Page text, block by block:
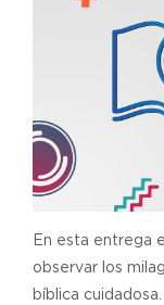
En esta entrega
observar los
bíblica cuidadosa.